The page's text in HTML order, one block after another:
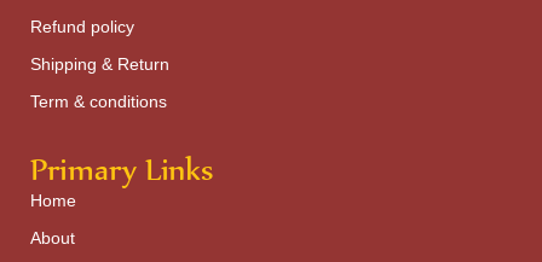
Refund policy
Shipping & Return
Term & conditions
Primary Links
Home
About